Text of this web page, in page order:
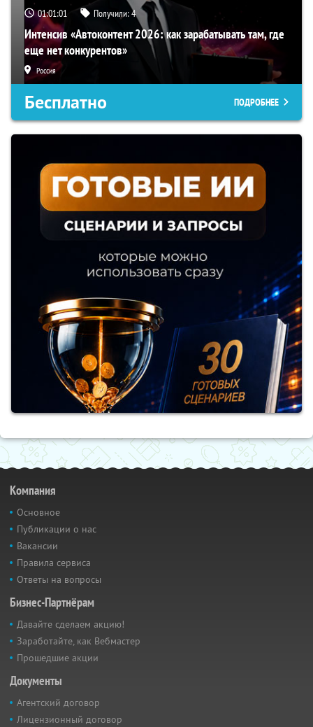
01:01:00 Получили:4
Интенсив «Автоконтент 2026: как зарабатывать там, где
еще нет конкурентов»
Россия
Бесплатно ПОДРОБНЕЕ
Компания
Основное
Публикации о нас
Вакансии
Правила сервиса
Ответы на вопросы
Бизнес-Партнёрам
Давайте сделаем акцию!
Заработайте, как Вебмастер
Прошедшие акции
Документы
Агентский договор
Лицензионный договор